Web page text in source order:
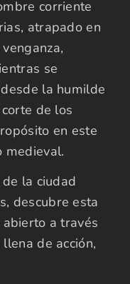
corriente
atrapado en
se
la humilde
de los
en este
medieval.
la ciudad
descubre esta
a través
de acción,